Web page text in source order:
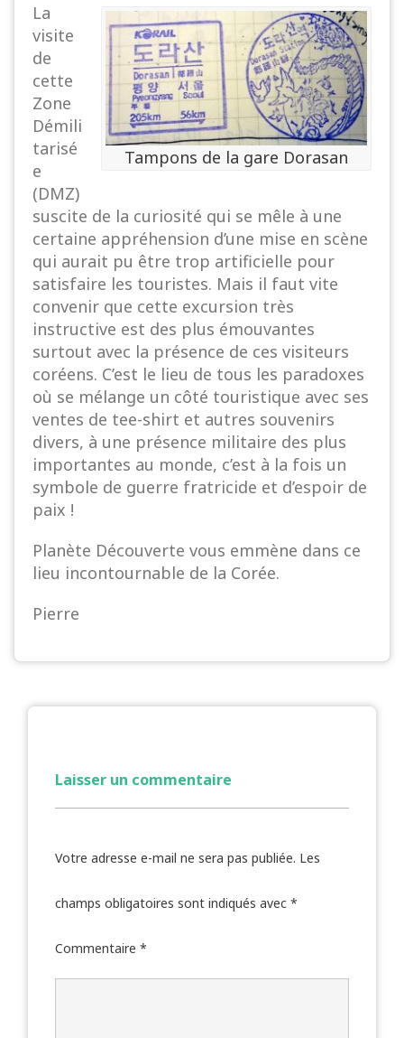
Tampons de la gare Dorasan
La
visite
de
cette
Zone
Démili
tarisé
e
(DMZ)
suscite de la curiosité qui se mêle à une
certaine appréhension d’une mise en scène
qui aurait pu être trop artificielle pour
satisfaire les touristes. Mais il faut vite
convenir que cette excursion très
instructive est des plus émouvantes
surtout avec la présence de ces visiteurs
coréens. C’est le lieu de tous les paradoxes
où se mélange un côté touristique avec ses
ventes de tee-shirt et autres souvenirs
divers, à une présence militaire des plus
importantes au monde, c’est à la fois un
symbole de guerre fratricide et d’espoir de
paix !
Planète Découverte vous emmène dans ce
lieu incontournable de la Corée.
Pierre
Laisser un commentaire
Votre adresse e-mail ne sera pas publiée. Les
champs obligatoires sont indiqués avec *
Commentaire *